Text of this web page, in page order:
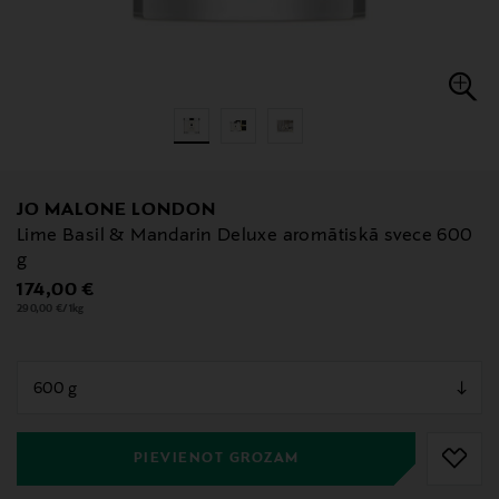
JO MALONE LONDON
Lime Basil & Mandarin Deluxe aromātiskā svece 600
g
Original Price
174,00 €
290,00 €/1kg
PIEVIENOT GROZAM
null